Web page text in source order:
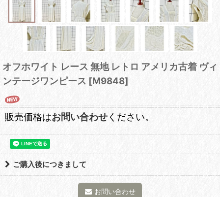
オフホワイト レース 無地 レトロ アメリカ古着 ヴィ
ンテージワンピース [M9848]
販売価格はお問い合わせ ください。
ご購入後につきまして
お問い合わせ